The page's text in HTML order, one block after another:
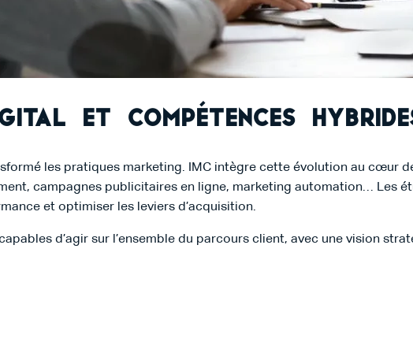
et compétences
les pratiques marketing. IMC intègre cette évolution au cœur
campagnes publicitaires en ligne, marketing automation… Les
et optimiser les leviers d’acquisition.
d’agir sur l’ensemble du parcours client, avec une vision